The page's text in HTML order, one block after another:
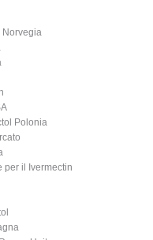
Norvegia
Polonia
per il Ivermectin